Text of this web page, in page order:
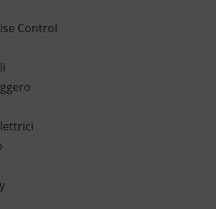
Control